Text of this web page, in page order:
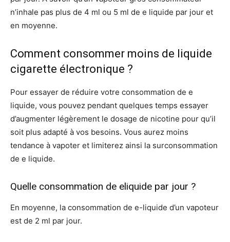
n’inhale pas plus de 4 ml ou 5 ml de e liquide par jour et
en moyenne.
Comment consommer moins de liquide
cigarette électronique ?
Pour essayer de réduire votre consommation de e
liquide, vous pouvez pendant quelques temps essayer
d’augmenter légèrement le dosage de nicotine pour qu’il
soit plus adapté à vos besoins. Vous aurez moins
tendance à vapoter et limiterez ainsi la surconsommation
de e liquide.
Quelle consommation de eliquide par jour ?
En moyenne, la consommation de e-liquide d’un vapoteur
est de 2 ml par jour.